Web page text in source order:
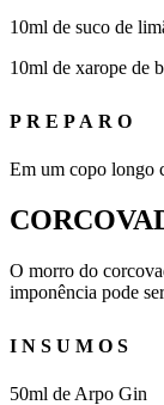
10ml de suco de
10ml de xarope de
PREPARO
Em um copo longo
O morro do
imponência pode
INSUMOS
50ml de Arpo Gin